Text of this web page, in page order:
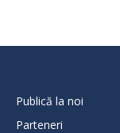
Publică la noi
Parteneri